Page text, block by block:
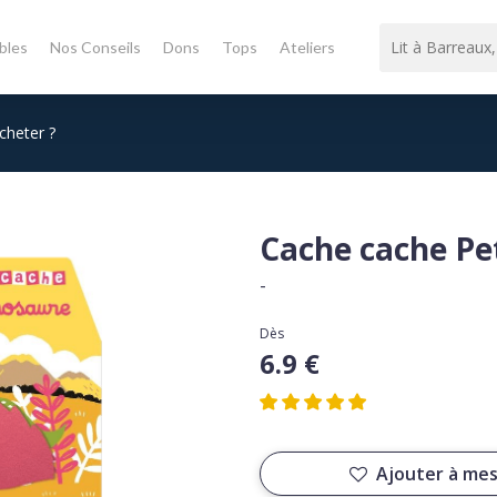
Nos Conseils Dons Tops Ateliers
?
Cache cache
-
Dès
6.9 €
Ajouter à